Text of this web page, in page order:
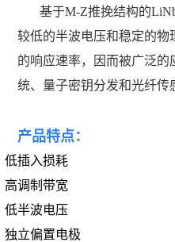
基于M-Z推挽结构的
较低的半波电压和稳定的物
的响应速率，因而被广泛的
统、量子密钥分发和光纤传
产品特点：
低插入损耗
高调制带宽
低半波电压
独立偏置电极